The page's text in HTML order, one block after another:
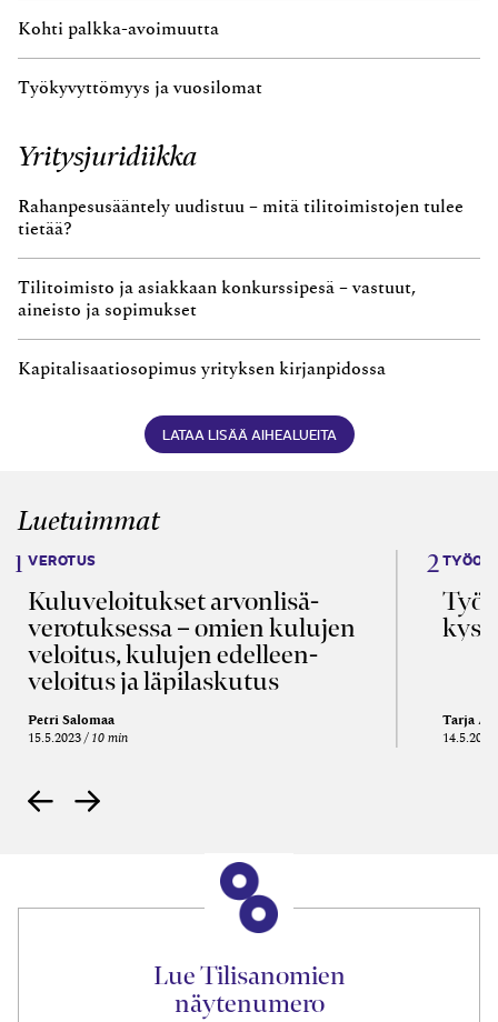
Kohti palkka-avoimuutta
Työkyvyttömyys ja vuosilomat
Yritysjuridiikka
Rahanpesusääntely uudistuu – mitä tilitoimistojen tulee
tietää?
Tilitoimisto ja asiakkaan konkurssipesä – vastuut,
aineisto ja sopimukset
Kapitalisaatiosopimus yrityksen kirjanpidossa
LATAA LISÄÄ AIHEALUEITA
Luetuimmat
VEROTUS
Kulu­veloitukset arvon­lisä­
verotuksessa – omien kulujen
veloitus, kulujen edelleen­
veloitus ja läpi­laskutus
Petri Salomaa
15.5.2023 10 min
Tarja
14.5.2021
Lue Tilisanomien
näytenumero